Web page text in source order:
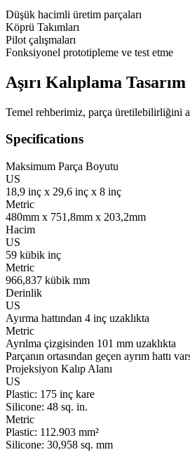
Düşük hacimli üretim parçaları
Köprü Takımları
Pilot çalışmaları
Fonksiyonel prototipleme ve test etme
Aşırı Kalıplama
Temel rehberimiz, parça üretilebilirliğini
Specifications
Maksimum Parça Boyutu
US
18,9 inç x 29,6 inç x 8 inç
Metric
480mm x 751,8mm x 203,2mm
Hacim
US
59 kübik inç
Metric
966,837 kübik mm
Derinlik
US
Ayırma hattından 4 inç uzaklıkta
Metric
Ayrılma çizgisinden 101 mm uzaklıkta
Parçanın ortasından geçen ayrım hattı
Projeksiyon Kalıp Alanı
US
Plastic: 175 inç kare
Silicone: 48 sq. in.
Metric
Plastic: 112.903 mm²
Silicone: 30,958 sq. mm